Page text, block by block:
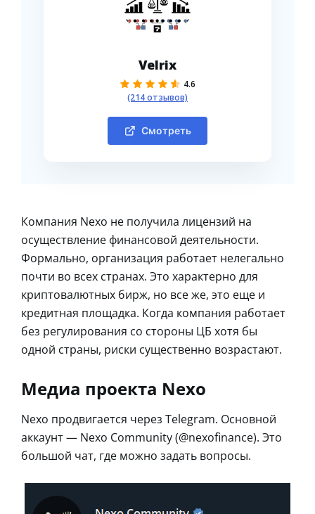
Velrix
4.6
(214 отзывов)
Смотреть
Компания Nexo не получила лицензий на
осуществление финансовой деятельности.
Формально, организация работает нелегально
почти во всех странах. Это характерно для
криптовалютных бирж, но все же, это еще и
кредитная площадка. Когда компания работает
без регулирования со стороны ЦБ хотя бы
одной страны, риски существенно возрастают.
Медиа проекта Nexo
Nexo продвигается через Telegram. Основной
аккаунт — Nexo Community (@nexofinance). Это
большой чат, где можно задать вопросы.